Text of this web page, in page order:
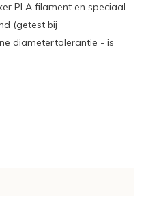
PLA filament en speciaal
(getest bij
diametertolerantie - is